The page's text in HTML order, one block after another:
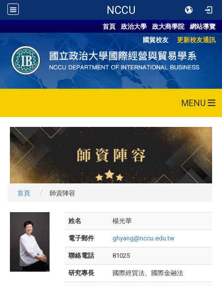
NCCU
首頁 政治大學 政大商學院
網站導覽
國貿校友
更新校友通訊
MENU
首頁 師資陣容
姓名 楊光華
電子郵件 ghyang@nccu.edu.tw
聯絡電話 81025
研究專長 國際經貿法、國際金融法